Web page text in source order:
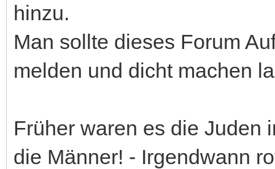
hinzu.
Man sollte dieses Forum
melden und dicht machen
Früher waren es die Juden
die Männer! - Irgendwann